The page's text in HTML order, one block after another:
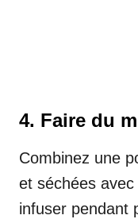
4. Faire du
Combinez une
et séchées
infuser pendant